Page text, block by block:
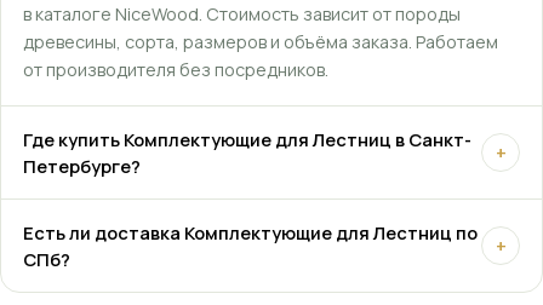
в каталоге NiceWood. Стоимость зависит от породы
древесины, сорта, размеров и объёма заказа. Работаем
от производителя без посредников.
Где купить Комплектующие для Лестниц в Санкт-
Петербурге?
+
Есть ли доставка Комплектующие для Лестниц по
СПб?
+